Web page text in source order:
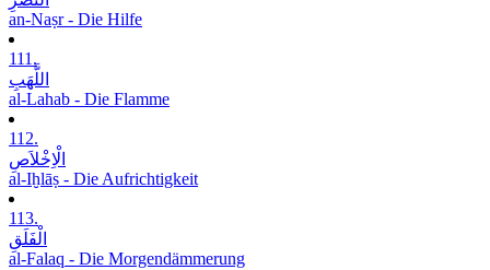
an-Naṣr - Die Hilfe
111.
اللَّھَبِ
al-Lahab - Die Flamme
112.
الْاِخْلاَصِ
al-Iḫlāṣ - Die Aufrichtigkeit
113.
الْفَلَقِ
al-Falaq - Die Morgendämmerung